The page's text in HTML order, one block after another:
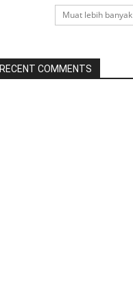
Muat lebih banyak
RECENT COMMENTS